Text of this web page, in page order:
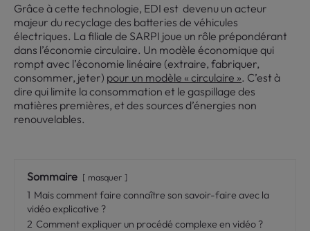
Grâce à cette technologie, EDI est devenu un acteur
majeur du recyclage des batteries de véhicules
électriques. La filiale de SARPI joue un rôle prépondérant
dans l’économie circulaire. Un modèle économique qui
rompt avec l’économie linéaire (extraire, fabriquer,
consommer, jeter) pour un modèle « circulaire ». C’est à
dire qui limite la consommation et le gaspillage des
matières premières, et des sources d’énergies non
renouvelables.
Sommaire masquer
1 Mais comment faire connaître son savoir-faire avec la
vidéo explicative ?
2 Comment expliquer un procédé complexe en vidéo ?